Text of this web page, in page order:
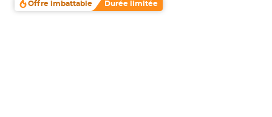
Offre imbattable Durée limitée